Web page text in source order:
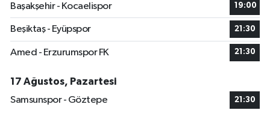
Başakşehir - Kocaelispor
19:00
Beşiktaş - Eyüpspor 21:30
Amed - Erzurumspor FK 21:30
17 Ağustos, Pazartesi
Samsunspor - Göztepe
21:30